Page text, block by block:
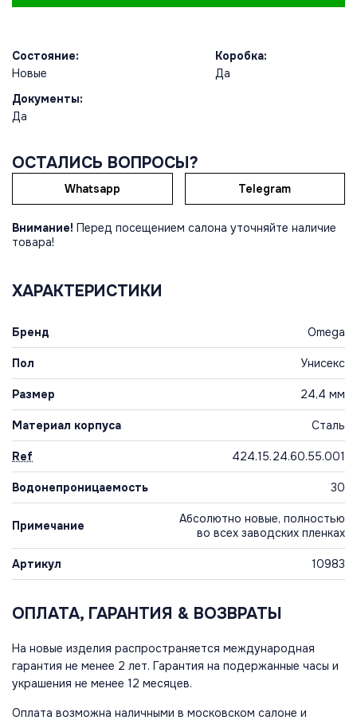
Состояние:
Новые
Коробка:
Да
Документы:
Да
ОСТАЛИСЬ ВОПРОСЫ?
Whatsapp Telegram
Внимание! Перед посещением салона уточняйте наличие
товара!
ХАРАКТЕРИСТИКИ
Бренд Omega
Пол Унисекс
Размер 24,4 мм
Материал корпуса Сталь
Ref 424.15.24.60.55.001
Водонепроницаемость 30
Примечание
Абсолютно новые, полностью
во всех заводских пленках
Артикул 10983
ОПЛАТА, ГАРАНТИЯ & ВОЗВРАТЫ
На новые изделия распространяется международная
гарантия не менее 2 лет. Гарантия на подержанные часы и
украшения не менее 12 месяцев.
Оплата возможна наличными в московском салоне и